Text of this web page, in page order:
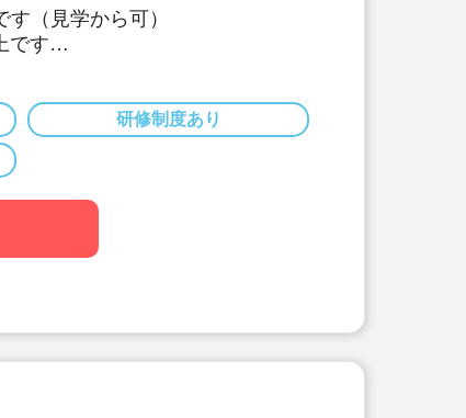
（見学から可）
です
下のコンパクトなサイズの園
も両立出来ます。
ービス残業・持ち帰り業務をし
います。平均残業 月4.7時間！）
！行事に追われることはありませ
楽しくお仕事出来ます（行事準
研修制度あり